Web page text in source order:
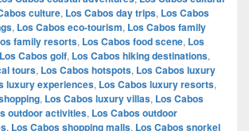
culture, Los Cabos day trips, Los Cabos
, Los Cabos eco-tourism, Los Cabos family
family resorts, Los Cabos food scene, Los
Los Cabos golf, Los Cabos hiking destinations,
tours, Los Cabos hotspots, Los Cabos luxury
luxury experiences, Los Cabos luxury resorts,
, Los Cabos luxury villas, Los Cabos
outdoor activities, Los Cabos outdoor
, Los Cabos shopping malls, Los Cabos snorkel